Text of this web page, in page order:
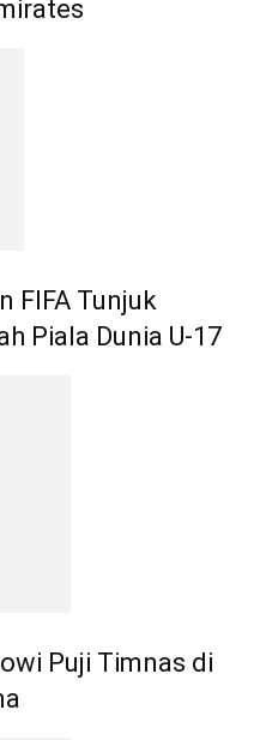
FIFA Tunjuk
Piala Dunia U-17
Puji Timnas di